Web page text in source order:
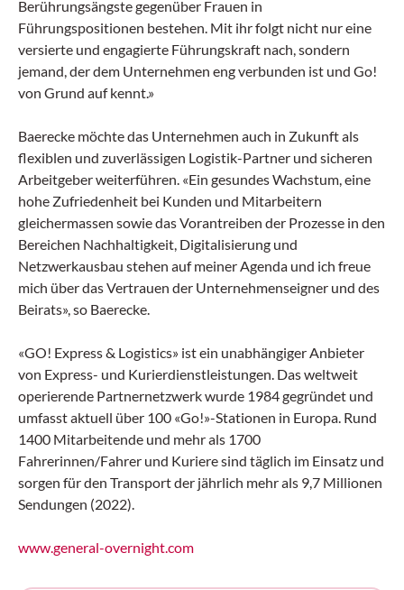
Berührungsängste gegenüber Frauen in
Führungspositionen bestehen. Mit ihr folgt nicht nur eine
versierte und engagierte Führungskraft nach, sondern
jemand, der dem Unternehmen eng verbunden ist und Go!
von Grund auf kennt.»
Baerecke möchte das Unternehmen auch in Zukunft als
flexiblen und zuverlässigen Logistik-Partner und sicheren
Arbeitgeber weiterführen. «Ein gesundes Wachstum, eine
hohe Zufriedenheit bei Kunden und Mitarbeitern
gleichermassen sowie das Vorantreiben der Prozesse in den
Bereichen Nachhaltigkeit, Digitalisierung und
Netzwerkausbau stehen auf meiner Agenda und ich freue
mich über das Vertrauen der Unternehmenseigner und des
Beirats», so Baerecke.
«GO! Express & Logistics» ist ein unabhängiger Anbieter
von Express- und Kurierdienstleistungen. Das weltweit
operierende Partnernetzwerk wurde 1984 gegründet und
umfasst aktuell über 100 «Go!»-Stationen in Europa. Rund
1400 Mitarbeitende und mehr als 1700
Fahrerinnen/Fahrer und Kuriere sind täglich im Einsatz und
sorgen für den Transport der jährlich mehr als 9,7 Millionen
Sendungen (2022).
www.general-overnight.com